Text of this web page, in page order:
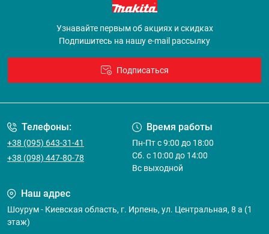
Узнавайте первым об акциях и скидках
Подпишитесь на нашу e-mail рассылку
Подписаться
Телефоны:
+38 (095) 643-31-41
+38 (098) 447-80-78
Время работы
Пн-Пт с 9:00 до 18:00
Сб. с 10:00 до 14:00
Вс выходной
Наш адрес
Шоурум - Киевская область, г. Ирпень, ул. Центральная, 8 а (1
этаж)